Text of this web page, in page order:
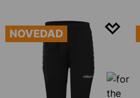
NOVEDAD